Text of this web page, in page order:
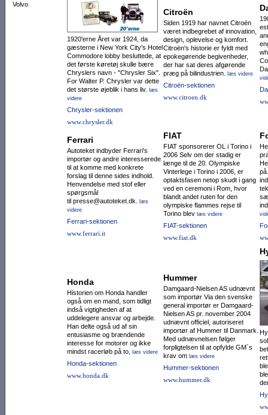
Volvo
1920'erne Året var 1924, da
gæsterne i New York City's Hotel
Commodore lobby besluttede, at
det første køretøj skulle bære
Chryslers navn - "Chrysler Six".
For Walter P. Chrysler var dette
det største øjeblik i hans liv.
læs
videre
Chrysler-sektionen
www.chrysler.dk
Citroën
Siden 1919 har navnet Citroën
været indbegrebet af innovation,
design, oplevelse og komfort.
Citroën's historie er fyldt med
epokegørende begivenheder,
der har sat deres afgørende
præg på bilindustrien.
læs videre
Citroën-sektionen
www.citroen.dk
Ferrari
Autoteket indbyder Ferrari's
importør og andre interesserede
til at komme med konkrete
forslag til denne sides indhold.
Henvendelse med stof eller
spørgsmål
til presse@autoteket.dk.
læs
videre
Ferrari-sektionen
www.ferrari.it
FIAT
FIAT sponsorerer OL i Torino i
2006 Selv om der stadig er
længe til de 20. Olympiske
Vinterlege i Torino i 2006, er
optaktsfasen netop skudt i gang
ved en ceremoni i Rom, hvor
blandt andet ruten for den
olympiske flammes rejse til
Torino blev læs videre
FIAT-sektionen
www.fiat.dk
Honda
Historien om Honda handler
også om en mand, som tidligt
indså vigtigheden af at
uddelegere ansvar og arbejde.
Han delte også ud af sin
entusiasme og brændende
interesse for motorer og ikke
mindst racerløb på to,
læs videre
Honda-sektionen
www.honda.dk
Hummer
Damgaard-Nielsen AS udnævnt
som importør Via den svenske
general importør er Damgaard-
Nielsen AS pr. november 2004
udnævnt officiel, autoriseret
importør af Hummer til Danmark.
Med udnævnelsen følger
forpligtelsen til at opfylde GM´s
krav om læs videre
Hummer-sektionen
www.hummer.dk